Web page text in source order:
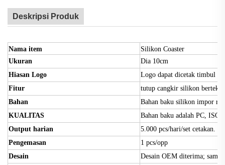
Deskripsi Produk
Nama item
Silikon Coaster
Ukuran
Dia 10cm
Hiasan Logo
Logo dapat dicetak timbul
Fitur
tutup cangkir silikon
Bahan
Bahan baku silikon impor
KUALITAS
Bahan baku adalah PC,
Output harian
5.000 pcs/hari/set cetakan.
Pengemasan
1 pcs/opp
Desain
Desain OEM diterima;